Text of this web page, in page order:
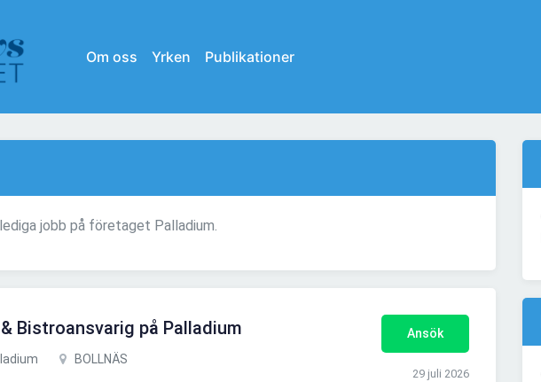
Om oss Yrken Publikationer
jobb på företaget Palladium.
Bistroansvarig på Palladium
BOLLNÄS
Ansök
29 juli 2026